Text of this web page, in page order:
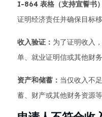
I-864 表格（支持宣誓书
证明经济责任并确保目标
收入验证： 为了证明收入
单、就业证明信或其他财务
资产和储蓄： 当仅收入不
蓄、财产或其他财务资源